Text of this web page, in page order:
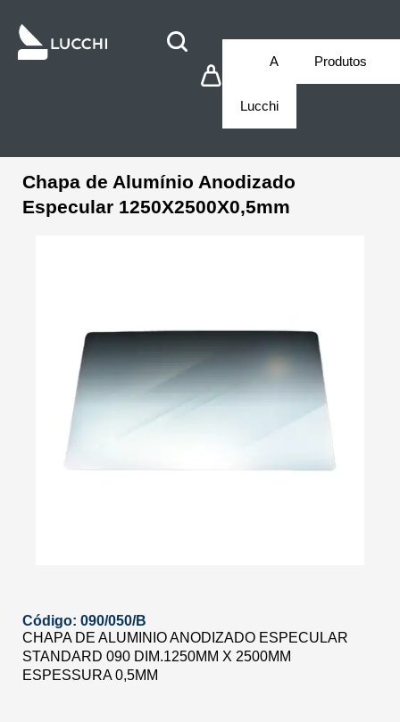
A
Lucchi
Produtos
Chapa de Alumínio Anodizado
Especular 1250X2500X0,5mm
Código: 090/050/B
CHAPA DE ALUMINIO ANODIZADO ESPECULAR
STANDARD 090 DIM.1250MM X 2500MM
ESPESSURA 0,5MM